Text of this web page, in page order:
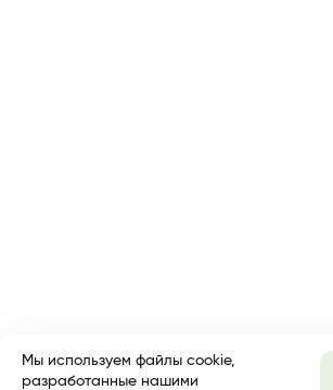
Мы используем файлы cookie,
разработанные нашими